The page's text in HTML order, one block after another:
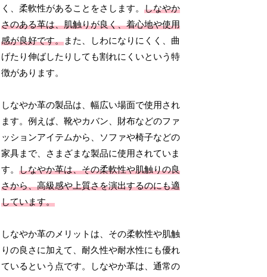
く、柔軟性があることをさします。しなやか
さのある革は、肌触りが良く、着心地や使用
感が良好です。また、しわになりにくく、曲
げたり伸ばしたりしても割れにくいという特
徴があります。
しなやか革の製品は、幅広い場面で使用され
ます。例えば、靴やカバン、財布などのファ
ッションアイテムから、ソファや椅子などの
家具まで、さまざまな製品に使用されていま
す。しなやか革は、その柔軟性や肌触りの良
さから、高級感や上質さを演出するのにも適
しています。
しなやか革のメリットは、その柔軟性や肌触
りの良さに加えて、耐久性や耐水性にも優れ
ているという点です。しなやか革は、通常の